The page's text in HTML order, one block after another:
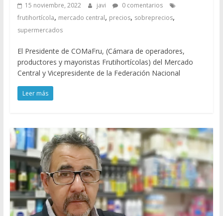
15 noviembre, 2022 javi
0 comentarios
frutihortícola, mercado central, precios, sobreprecios,
supermercados
El Presidente de COMaFru, (Cámara de operadores,
productores y mayoristas Frutihortícolas) del Mercado
Central y Vicepresidente de la Federación Nacional
Leer más